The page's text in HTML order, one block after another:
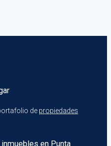
de propiedades
en Punta